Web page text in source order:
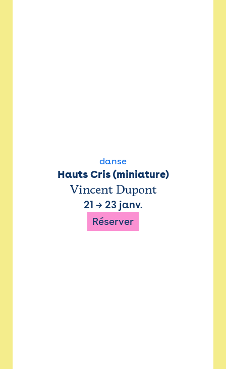
danse
Hauts Cris (miniature)
Vincent Dupont
21 → 23 janv.
Réserver